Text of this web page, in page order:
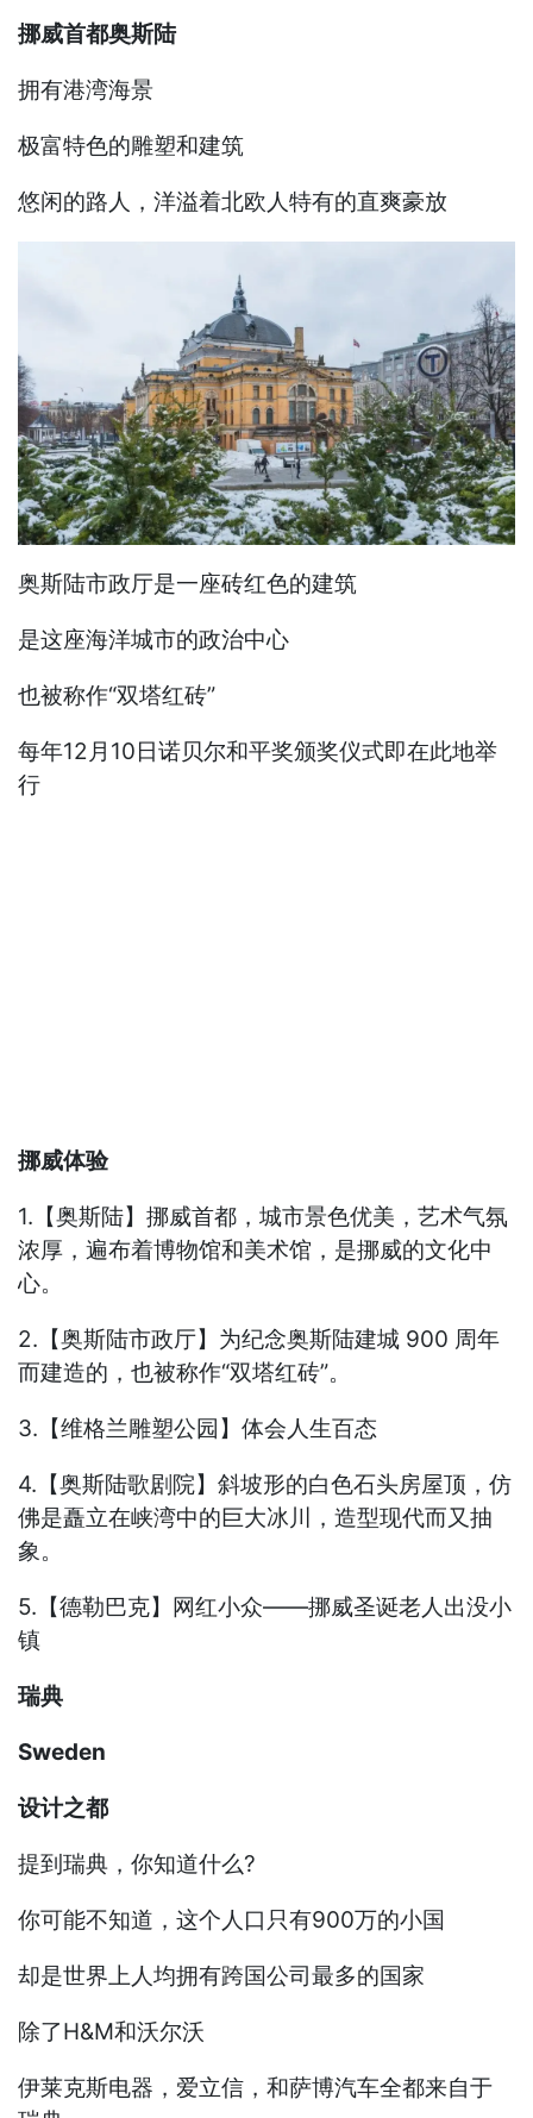
挪威首都奥斯陆
拥有港湾海景
极富特色的雕塑和建筑
悠闲的路人，洋溢着北欧人特有的直爽豪放
奥斯陆市政厅是一座砖红色的建筑
是这座海洋城市的政治中心
也被称作“双塔红砖”
每年12月10日诺贝尔和平奖颁奖仪式即在此地举
行
挪威体验
1.【奥斯陆】挪威首都，城市景色优美，艺术气氛
浓厚，遍布着博物馆和美术馆，是挪威的文化中
心。
2.【奥斯陆市政厅】为纪念奥斯陆建城 900 周年
而建造的，也被称作“双塔红砖”。
3.【维格兰雕塑公园】体会人生百态
4.【奥斯陆歌剧院】斜坡形的白色石头房屋顶，仿
佛是矗立在峡湾中的巨大冰川，造型现代而又抽
象。
5.【德勒巴克】网红小众——挪威圣诞老人出没小
镇
瑞典
Sweden
设计之都
提到瑞典，你知道什么?
你可能不知道，这个人口只有900万的小国
却是世界上人均拥有跨国公司最多的国家
除了H&M和沃尔沃
伊莱克斯电器，爱立信，和萨博汽车全都来自于